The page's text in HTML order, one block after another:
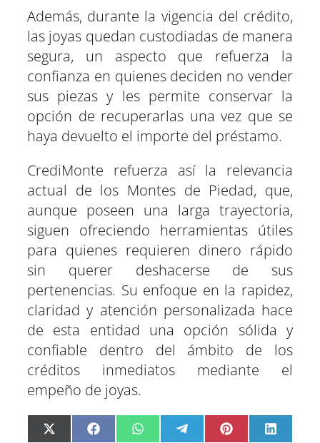
Además, durante la vigencia del crédito,
las joyas quedan custodiadas de manera
segura, un aspecto que refuerza la
confianza en quienes deciden no vender
sus piezas y les permite conservar la
opción de recuperarlas una vez que se
haya devuelto el importe del préstamo.
CrediMonte refuerza así la relevancia
actual de los Montes de Piedad, que,
aunque poseen una larga trayectoria,
siguen ofreciendo herramientas útiles
para quienes requieren dinero rápido
sin querer deshacerse de sus
pertenencias. Su enfoque en la rapidez,
claridad y atención personalizada hace
de esta entidad una opción sólida y
confiable dentro del ámbito de los
créditos inmediatos mediante el
empeño de joyas.
CX CF CW C CP CL